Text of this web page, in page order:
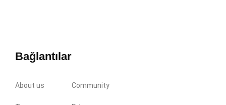
Bağlantılar
About us Community